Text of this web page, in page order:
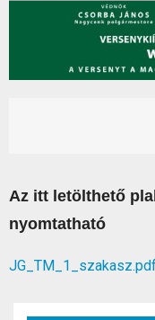
Az itt letölthető
nyomtatható